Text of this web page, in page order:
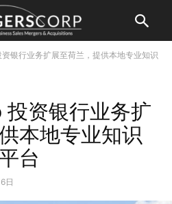
银行业务扩展至荷兰，提供本地专业知识
资银行业务扩
本地专业知识
台
日